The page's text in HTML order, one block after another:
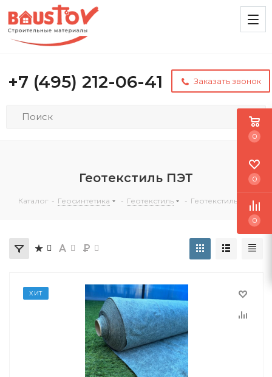
+7 (495) 212-06-41 Заказать звонок
Геотекстиль ПЭТ
Каталог - Геосинтетика - Геотекстиль - Геотекстиль ПЭТ
ХИТ
0
0
0